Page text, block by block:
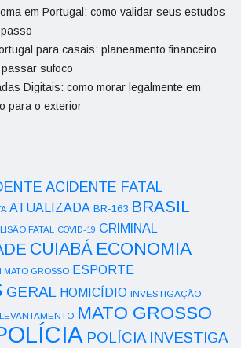
em Portugal: como validar seus estudos
para casais: planeamento financeiro
sufoco
Digitais: como morar legalmente em
para o exterior
ACIDENTE FATAL
ATUALIZADA BR-163 BRASIL
FATAL COVID-19 CRIMINAL
CUIABÁ ECONOMIA
MATO GROSSO ESPORTE
GERAL HOMICÍDIO INVESTIGAÇÃO
LEVANTAMENTO MATO GROSSO
POLÍCIA INVESTIGA